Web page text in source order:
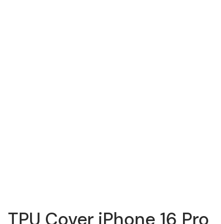
TPU Cover iPhone 16 Pro